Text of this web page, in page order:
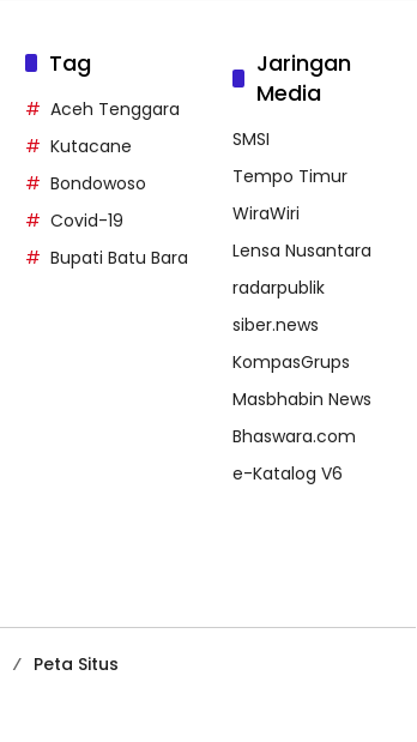
Tag
Aceh Tenggara
Kutacane
Bondowoso
Covid-19
Bupati Batu Bara
Jaringan
Media
SMSI
Tempo Timur
WiraWiri
Lensa Nusantara
radarpublik
siber.news
KompasGrups
Masbhabin News
Bhaswara.com
e-Katalog V6
Peta Situs